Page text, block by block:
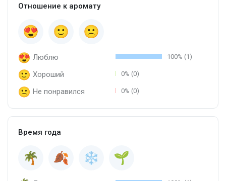
Отношение к аромату
Люблю 100% (1)
Хороший 0% (0)
Не понравился 0% (0)
Время года